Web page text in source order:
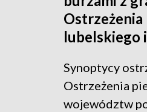
lubelskiego
Synoptycy
Ostrzeżenia
województw